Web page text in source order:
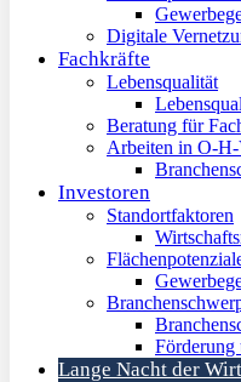
Digitale
Fachkräfte
Lebensqualität
Beratung für
Arbeiten in O-
Investoren
Standortfaktoren
Förderung
Lange Nacht der